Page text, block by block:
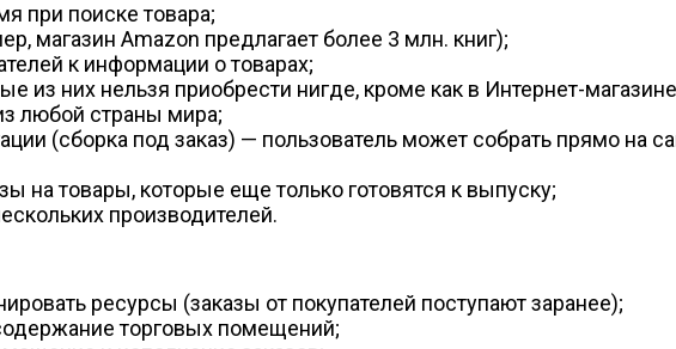
при поиске товара;
магазин Amazon предлагает более 3 млн. книг);
к информации о товарах;
из них нельзя приобрести нигде, кроме как в Интернет-
любой страны мира;
(сборка под заказ) — пользователь может собрать прямо на
на товары, которые еще только готовятся к выпуску;
производителей.
ресурсы (заказы от покупателей поступают заранее);
торговых помещений;